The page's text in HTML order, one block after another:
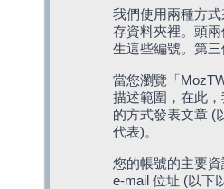
我們使用兩種方
存資料夾裡。頭
生這些編號。第
當您瀏覽「
描述範圍，在此
的方式發表文章 (
代表)。
您的帳號的主要
e-mail 位址 (以下